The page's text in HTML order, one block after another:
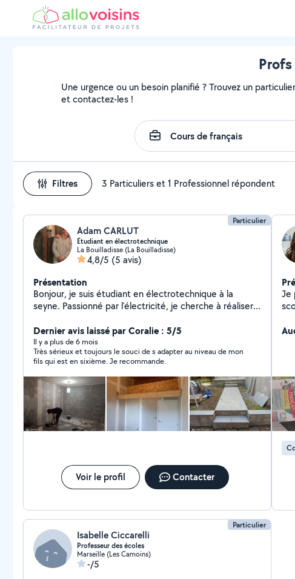
Une urgence ou un besoin planifié ? Trouvez un
et contactez-les !
Filtres 3 Particuliers et 1 Professionnel répondent
Particulier
Adam CARLUT
Étudiant en électrotechnique
La Bouilladisse (La Bouilladisse)
4,8/5 (5 avis)
Présentation
Bonjour, je suis étudiant en électrotechnique à la
seyne. Passionné par l'électricité, je cherche à réaliser
(La seyne, Hyères etc). Je suis également disponible
pour des travaux de manutention, ou des aides aux
déménagements. Enfin, je donne des cours particuliers
aux élèves de collège-lycée, plus spécialement dans
mon domaine de prédilection: les sciences ( physique,
chimie, mathématiques) . Au plaisir de vous rencontrer
Dernier avis laissé par Coralie : 5/5
Il y a plus de 6 mois
Très sérieux et toujours le souci de s adapter au niveau de mon
fils qui est en sixième. Je recommande.
Voir le profil Contacter
Je
scolaire
Particulier
Isabelle Ciccarelli
Professeur des écoles
Marseille (Les Camoins)
-/5